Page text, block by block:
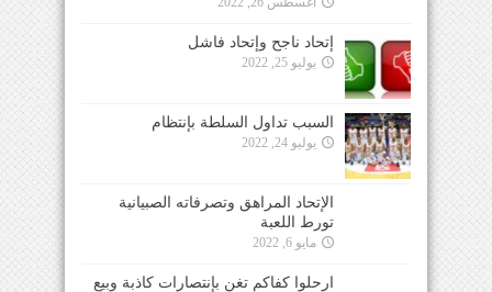
إتحاد ناجح وإتحاد فاشل
يوليو 25, 2022
السبب تداول السلطة بإنتظام
يوليو 24, 2022
الإتحاد المراهق وتصرفاته الصبيانية
تورط اللعبة
مايو 6, 2022
ارحلوا كفاكم تغنٍ بإنتصارات كاذبة وبيع